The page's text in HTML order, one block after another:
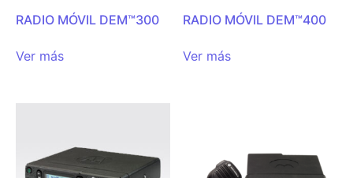
RADIO MÓVIL DEM™300
Ver más
RADIO MÓVIL DEM™400
Ver más